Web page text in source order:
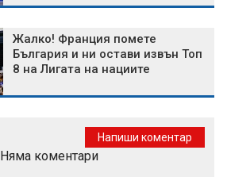
Жалко! Франция помете
България и ни остави извън Топ
8 на Лигата на нациите
Напиши коментар
Няма коментари